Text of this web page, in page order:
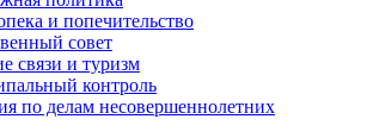
и попечительство
совет
связи и туризм
контроль
по делам несовершеннолетних